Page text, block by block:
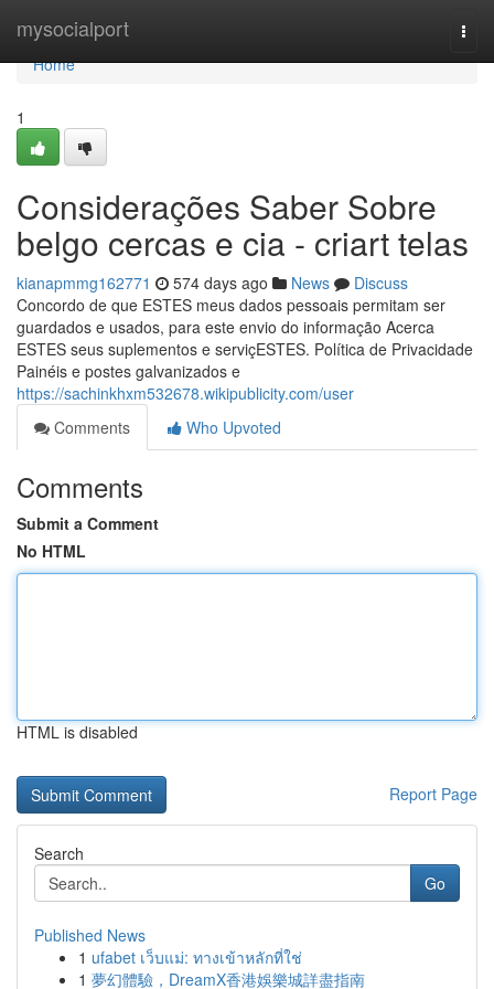
mysocialport
Home
Home
1
Considerações Saber Sobre
belgo cercas e cia - criart telas
kianapmmg162771 574 days ago News
Discuss
Concordo de que ESTES meus dados pessoais permitam ser
guardados e usados, para este envio do informação Acerca
ESTES seus suplementos e serviçESTES. Política de Privacidade
Painéis e postes galvanizados e
https://sachinkhxm532678.wikipublicity.com/user
Comments
Who Upvoted
Comments
Submit a Comment
No HTML
HTML is disabled
Report Page
Search
Go
Published News
1 ufabet เว็บแม่: ทางเข้าหลักที่ใช่
1 夢幻體驗，DreamX香港娛樂城詳盡指南